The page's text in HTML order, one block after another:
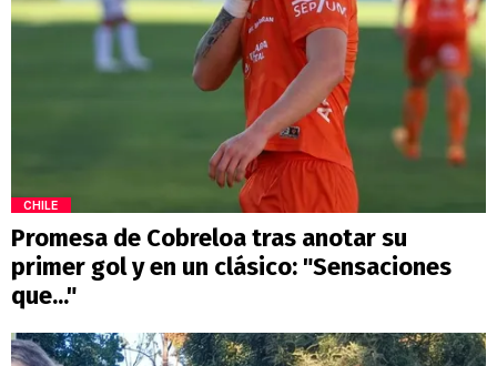
CHILE
Promesa de Cobreloa tras anotar su
primer gol y en un clásico: "Sensaciones
que..."